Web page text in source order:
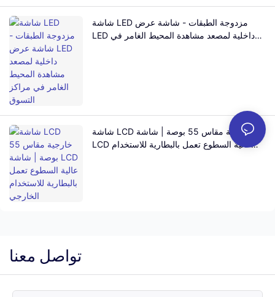
شاشة LED مزدوجة الطبقات - شاشة عرض
LED داخلية لمصعد مشاهدة المحيط الغامر في
شاشة LCD خارجية مقاس 55 بوصة | شاشة
LCD عالية السطوع تعمل بالبطارية للاستخدام
تواصل معنا